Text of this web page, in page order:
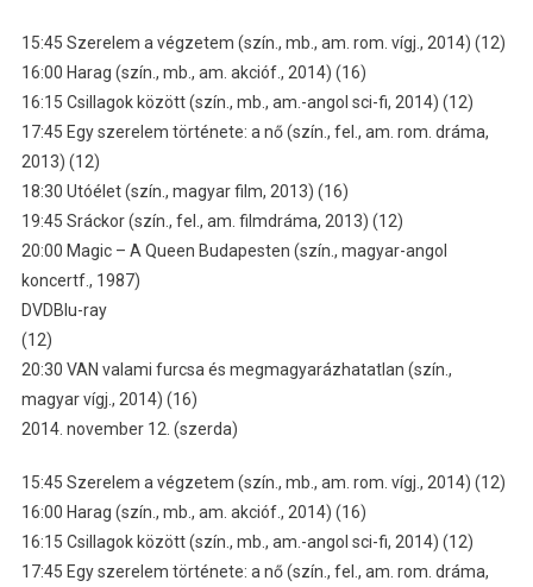
15:45 Szerelem a végzetem (szín., mb., am. rom. vígj., 2014) (12)
16:00 Harag (szín., mb., am. akcióf., 2014) (16)
16:15 Csillagok között (szín., mb., am.-angol sci-fi, 2014) (12)
17:45 Egy szerelem története: a nő (szín., fel., am. rom. dráma,
2013) (12)
18:30 Utóélet (szín., magyar film, 2013) (16)
19:45 Sráckor (szín., fel., am. filmdráma, 2013) (12)
20:00 Magic – A Queen Budapesten (szín., magyar-angol
koncertf., 1987)
DVDBlu-ray
(12)
20:30 VAN valami furcsa és megmagyarázhatatlan (szín.,
magyar vígj., 2014) (16)
2014. november 12. (szerda)
15:45 Szerelem a végzetem (szín., mb., am. rom. vígj., 2014) (12)
16:00 Harag (szín., mb., am. akcióf., 2014) (16)
16:15 Csillagok között (szín., mb., am.-angol sci-fi, 2014) (12)
17:45 Egy szerelem története: a nő (szín., fel., am. rom. dráma,